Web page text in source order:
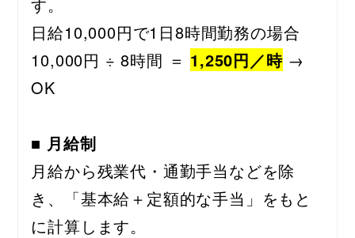
日給10,000円で1日8時間勤務の場合
10,000円 ÷ 8時間 ＝ 1,250円／時 →
OK
■ 月給制
月給から残業代・通勤手当などを除
き、「基本給＋定額的な手当」をもと
に計算します。